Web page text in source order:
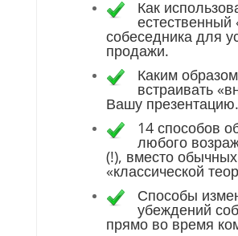
Как
естественный
собеседника для
продажи.
Каким
встраивать
Вашу презентацию.
14 способов
любого
(!), вместо
«классической
Способы
убеждений
прямо во время